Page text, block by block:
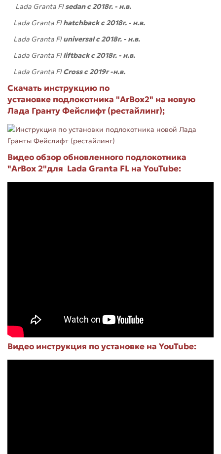
Lada Granta Flsedanс2018г. - н.в.
Lada Granta Flhatchbackс2018г. - н.в.
Lada Granta Fluniversal с2018г. - н.в.
Lada Granta Flliftback с2018г. - н.в.
Lada Granta FlCross с 2019г -н.в.
Скачать инструкцию по
установке подлокотника "ArBox2" на новую
Лада Гранту Фейслифт (рестайлинг);
Видео обзор обновленного подлокотника
"ArBox 2"для Lada Granta FL на YouTube:
Видео инструкция по установке на YouTube: